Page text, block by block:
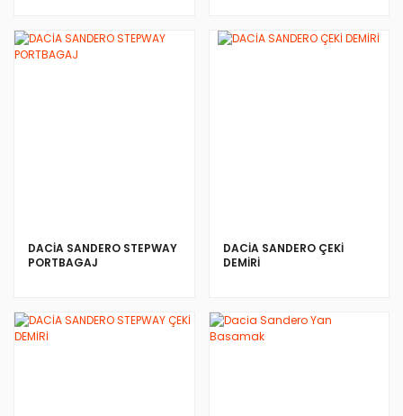
DACİA SANDERO STEPWAY
PORTBAGAJ
DACİA SANDERO ÇEKİ
DEMİRİ